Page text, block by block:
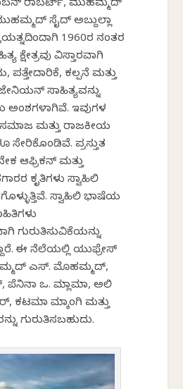
ರಾಬರ್ಟ್, ಮುಹಮ್ಮದ್
ಸೈದ್ ಅಬ್ದುಲ್ಲಾ
1960ರ ನಂತರ
ಕ್ಷೇತ್ರವು ವಿಸ್ತಾರವಾಗಿ
ಕಲ್ಪನೆ ಮತ್ತು
ಸಾಹಿತ್ಯವನ್ನು
ಅಂಶಗಳಾಗಿವೆ. ಇವುಗಳ
ಮತ್ತು ರಾಜಕೀಯ
ಸೇರಿಕೊಂಡಿವೆ. ಪ್ರಸ್ತುತ
ಆಫ್ರಿಕನ್ ಮತ್ತು
ಕೃತಿಗಳು ಸ್ವಾಹಿಲಿ
ಸ್ವಾಹಿಲಿ ಭಾಷೆಯ
ಗುರುತಿಸುವಿಕೆಯನ್ನು
ಈ ನೆಲೆಯಲ್ಲಿ ಯುಫ್ರೇಸ್
ಎಸ್. ಮೊಹಮ್ಮದ್,
ಪೆನಿನಾ ಒ. ಮ್ಲಾಮಾ, ಅಲಿ
ಕಟಮಾ ಮ್ಕಾಂಗಿ ಮತ್ತು
ಗುರುತಿಸಬಹುದು.